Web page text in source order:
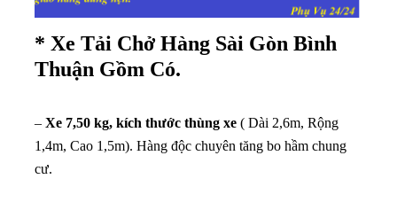
* Xe Tải Chở Hàng Sài Gòn Bình
Thuận Gồm Có.
– Xe 7,50 kg, kích thước thùng xe ( Dài 2,6m, Rộng
1,4m, Cao 1,5m). Hàng độc chuyên tăng bo hầm chung
cư.